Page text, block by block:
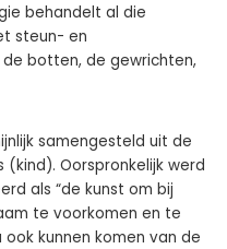
behandelt al die
steun- en
botten, de gewrichten,
samengesteld uit de
Oorspronkelijk werd
als “de kunst om bij
te voorkomen en te
kunnen komen van de